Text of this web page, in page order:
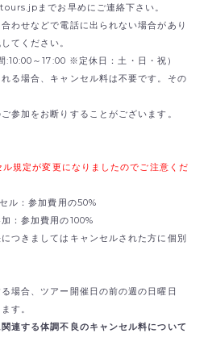
までお早めにご連絡下さい。
わせなどで電話に出られない場合があり
てください。
～17:00 ※定休日：土・日・祝）
る場合、キャンセル料は不要です。その
参加をお断りすることがございます。
規定が変更になりましたのでご注意くだ
ル：参加費用の50%
：参加費用の100%
つきましてはキャンセルされた方に個別
場合、ツアー開催日の前の週の日曜日
す。
連する体調不良のキャンセル料について